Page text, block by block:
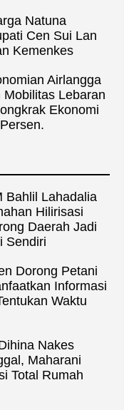
Natuna
Cen Sui Lan
Kemenkes
Airlangga
Mobilitas Lebaran
Ekonomi
Bahlil Lahadalia
Hilirisasi
Daerah Jadi
Sendiri
Dorong Petani
Informasi
Waktu
Nakes
Maharani
Total Rumah